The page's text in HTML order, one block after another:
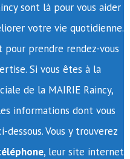
sont là pour vous aider
votre vie quotidienne.
prendre rendez-vous
Si vous êtes à la
de la MAIRIE Raincy,
informations dont vous
Vous y trouverez
, leur site internet